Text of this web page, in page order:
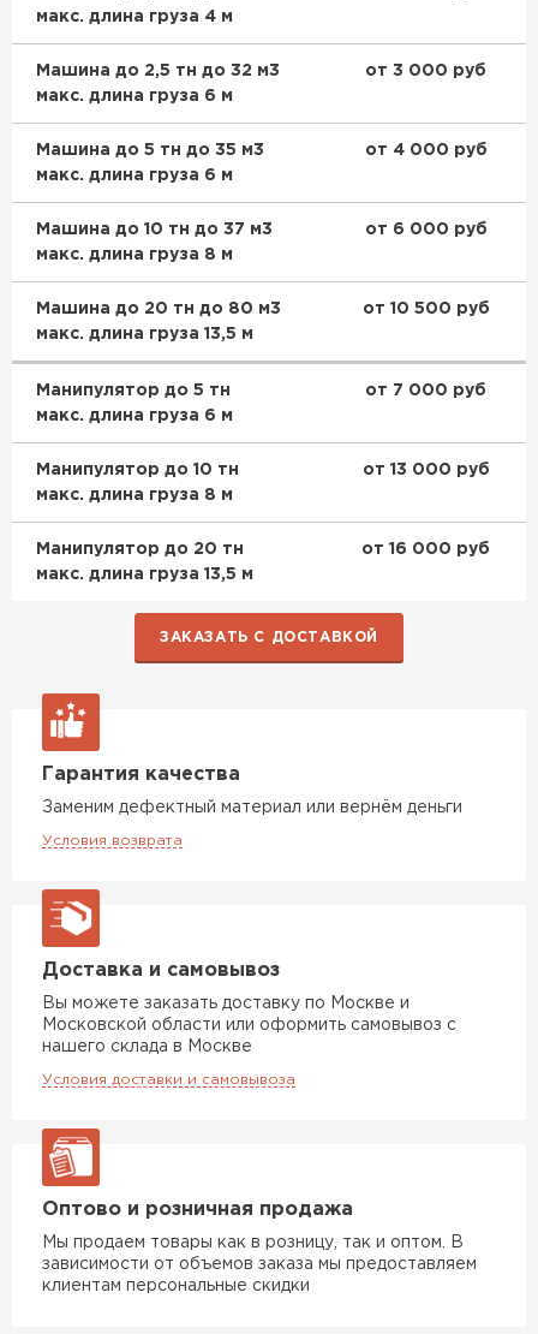
макс. длина груза 4 м
Машина до 2,5 тн до 32 м3
макс. длина груза 6 м
от 3 000 руб
Машина до 5 тн до 35 м3
макс. длина груза 6 м
от 4 000 руб
Машина до 10 тн до 37 м3
макс. длина груза 8 м
от 6 000 руб
Машина до 20 тн до 80 м3
макс. длина груза 13,5 м
от 10 500 руб
Манипулятор до 5 тн
макс. длина груза 6 м
от 7 000 руб
Манипулятор до 10 тн
макс. длина груза 8 м
от 13 000 руб
Манипулятор до 20 тн
макс. длина груза 13,5 м
от 16 000 руб
ЗАКАЗАТЬ С ДОСТАВКОЙ
Гарантия качества
Заменим дефектный материал или вернём деньги
Условия возврата
Доставка и самовывоз
Вы можете заказать доставку по Москве и
Московской области или оформить самовывоз с
нашего склада в Москве
Условия доставки и самовывоза
Оптово и розничная продажа
Мы продаем товары как в розницу, так и оптом. В
зависимости от объемов заказа мы предоставляем
клиентам персональные скидки